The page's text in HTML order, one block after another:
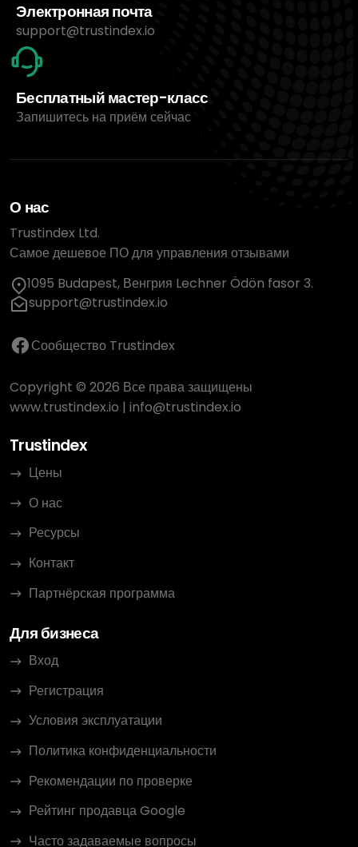
Электронная почта
support@trustindex.io
Бесплатный мастер-класс
Запишитесь на приём сейчас
О нас
Trustindex Ltd.
Самое дешевое ПО для управления отзывами
1095 Budapest, Венгрия Lechner Ödön fasor 3.
support@trustindex.io
Сообщество Trustindex
Copyright © 2026 Все права защищены
www.trustindex.io | info@trustindex.io
Trustindex
Цены
О нас
Ресурсы
Контакт
Партнёрская программа
Для бизнеса
Вход
Регистрация
Условия эксплуатации
Политика конфиденциальности
Рекомендации по проверке
Рейтинг продавца Google
Часто задаваемые вопросы